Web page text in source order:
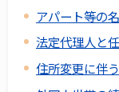
アパート等の
法定代理人と
住所変更に伴